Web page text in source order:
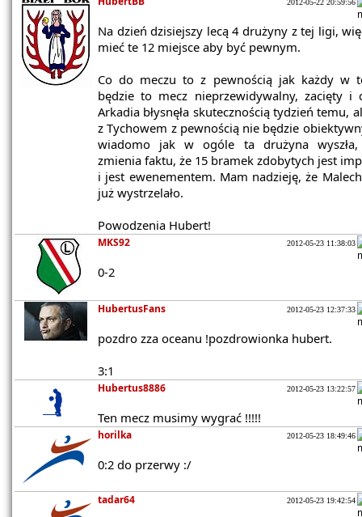
2012-05-22 20:59:56
Na dzień dzisiejszy lecą 4 drużyny z tej ligi,
mieć te 12 miejsce aby być pewnym.
Co do meczu to z pewnością jak każdy w
będzie to mecz nieprzewidywalny, zacięty i
Arkadia błysnęła skutecznością tydzień temu,
z Tychowem z pewnością nie będzie
wiadomo jak w ogóle ta drużyna
zmienia faktu, że 15 bramek zdobytych jest
i jest ewenementem. Mam nadzieję, że
już wystrzelało.
Powodzenia Hubert!
MKS92 2012-05-23 11:38:03
0-2
HubertusFans 2012-05-23 12:37:33
pozdro zza oceanu !pozdrowionka hubert.
3:1
Hubertus8886 2012-05-23 13:22:57
Ten mecz musimy wygrać !!!!!
horilka 2012-05-23 18:49:46
0:2 do przerwy :/
tadar64 2012-05-23 19:42:54